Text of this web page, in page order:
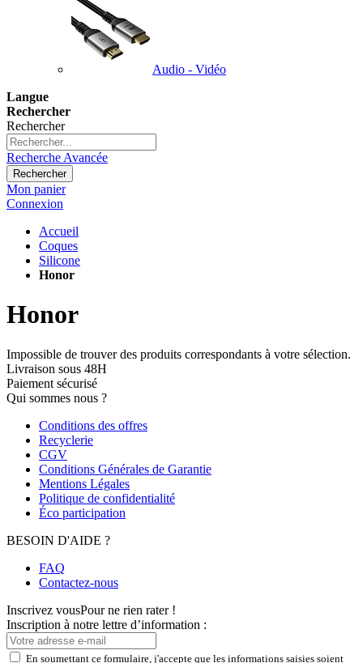
Audio - Vidéo
Langue
Rechercher
Rechercher
Recherche Avancée
Rechercher
Mon panier
Connexion
Accueil
Coques
Silicone
Honor
Honor
Impossible de trouver des produits correspondants à votre sélection.
Livraison sous 48H
Paiement sécurisé
Qui sommes nous ?
Conditions des offres
Recyclerie
CGV
Conditions Générales de Garantie
Mentions Légales
Politique de confidentialité
Éco participation
BESOIN D'AIDE ?
FAQ
Contactez-nous
Inscrivez vousPour ne rien rater !
Inscription à notre lettre d’information :
En soumettant ce formulaire, j'accepte que les informations saisies soient